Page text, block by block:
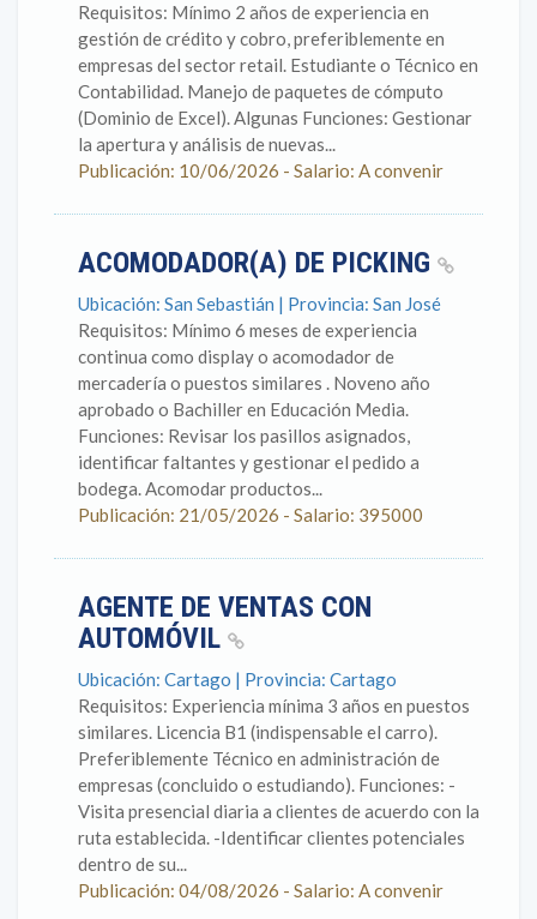
Requisitos: Mínimo 2 años de experiencia en
gestión de crédito y cobro, preferiblemente en
empresas del sector retail. Estudiante o Técnico en
Contabilidad. Manejo de paquetes de cómputo
(Dominio de Excel). Algunas Funciones: Gestionar
la apertura y análisis de nuevas...
Publicación: 10/06/2026 - Salario: A convenir
ACOMODADOR(A) DE PICKING
Ubicación: San Sebastián | Provincia: San José
Requisitos: Mínimo 6 meses de experiencia
continua como display o acomodador de
mercadería o puestos similares . Noveno año
aprobado o Bachiller en Educación Media.
Funciones: Revisar los pasillos asignados,
identificar faltantes y gestionar el pedido a
bodega. Acomodar productos...
Publicación: 21/05/2026 - Salario: 395000
AGENTE DE VENTAS CON
AUTOMÓVIL
Ubicación: Cartago | Provincia: Cartago
Requisitos: Experiencia mínima 3 años en puestos
similares. Licencia B1 (indispensable el carro).
Preferiblemente Técnico en administración de
empresas (concluido o estudiando). Funciones: -
Visita presencial diaria a clientes de acuerdo con la
ruta establecida. -Identificar clientes potenciales
dentro de su...
Publicación: 04/08/2026 - Salario: A convenir